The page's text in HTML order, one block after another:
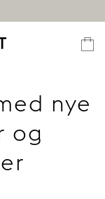
nye
og